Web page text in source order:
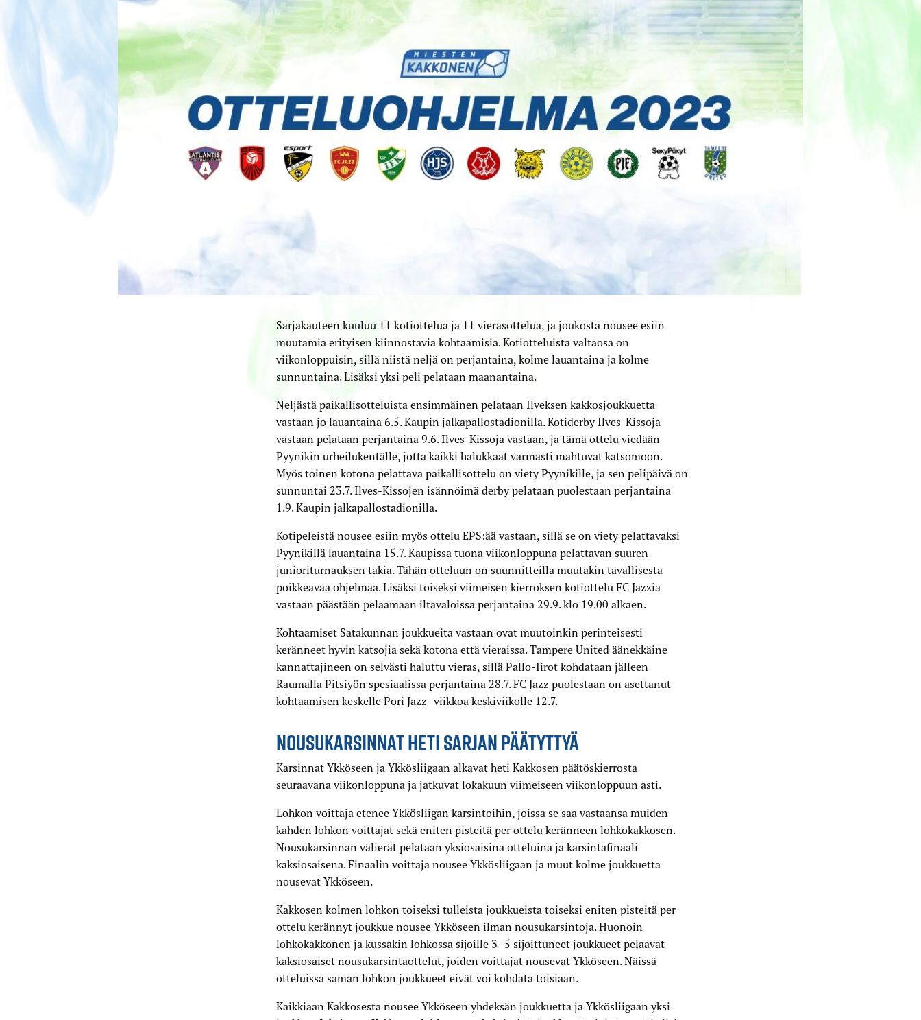
Sarjakauteen kuuluu 11 kotiottelua ja 11 vierasottelua, ja joukosta nousee esiin
muutamia erityisen kiinnostavia kohtaamisia. Kotiotteluista valtaosa on
viikonloppuisin, sillä niistä neljä on perjantaina, kolme lauantaina ja kolme
sunnuntaina. Lisäksi yksi peli pelataan maanantaina.
Neljästä paikallisotteluista ensimmäinen pelataan Ilveksen kakkosjoukkuetta
vastaan jo lauantaina 6.5. Kaupin jalkapallostadionilla. Kotiderby Ilves-Kissoja
vastaan pelataan perjantaina 9.6. Ilves-Kissoja vastaan, ja tämä ottelu viedään
Pyynikin urheilukentälle, jotta kaikki halukkaat varmasti mahtuvat katsomoon.
Myös toinen kotona pelattava paikallisottelu on viety Pyynikille, ja sen pelipäivä on
sunnuntai 23.7. Ilves-Kissojen isännöimä derby pelataan puolestaan perjantaina
1.9. Kaupin jalkapallostadionilla.
Kotipeleistä nousee esiin myös ottelu EPS:ää vastaan, sillä se on viety pelattavaksi
Pyynikillä lauantaina 15.7. Kaupissa tuona viikonloppuna pelattavan suuren
junioriturnauksen takia. Tähän otteluun on suunnitteilla muutakin tavallisesta
poikkeavaa ohjelmaa. Lisäksi toiseksi viimeisen kierroksen kotiottelu FC Jazzia
vastaan päästään pelaamaan iltavaloissa perjantaina 29.9. klo 19.00 alkaen.
Kohtaamiset Satakunnan joukkueita vastaan ovat muutoinkin perinteisesti
keränneet hyvin katsojia sekä kotona että vieraissa. Tampere United äänekkäine
kannattajineen on selvästi haluttu vieras, sillä Pallo-Iirot kohdataan jälleen
Raumalla Pitsiyön spesiaalissa perjantaina 28.7. FC Jazz puolestaan on asettanut
kohtaamisen keskelle Pori Jazz -viikkoa keskiviikolle 12.7.
NOUSUKARSINNAT HETI SARJAN PÄÄTYTTYÄ
Karsinnat Ykköseen ja Ykkösliigaan alkavat heti Kakkosen päätöskierrosta
seuraavana viikonloppuna ja jatkuvat lokakuun viimeiseen viikonloppuun asti.
Lohkon voittaja etenee Ykkösliigan karsintoihin, joissa se saa vastaansa muiden
kahden lohkon voittajat sekä eniten pisteitä per ottelu keränneen lohkokakkosen.
Nousukarsinnan välierät pelataan yksiosaisina otteluina ja karsintafinaali
kaksiosaisena. Finaalin voittaja nousee Ykkösliigaan ja muut kolme joukkuetta
nousevat Ykköseen.
Kakkosen kolmen lohkon toiseksi tulleista joukkueista toiseksi eniten pisteitä per
ottelu kerännyt joukkue nousee Ykköseen ilman nousukarsintoja. Huonoin
lohkokakkonen ja kussakin lohkossa sijoille 3–5 sijoittuneet joukkueet pelaavat
kaksiosaiset nousukarsintaottelut, joiden voittajat nousevat Ykköseen. Näissä
otteluissa saman lohkon joukkueet eivät voi kohdata toisiaan.
Kaikkiaan Kakkosesta nousee Ykköseen yhdeksän joukkuetta ja Ykkösliigaan yksi